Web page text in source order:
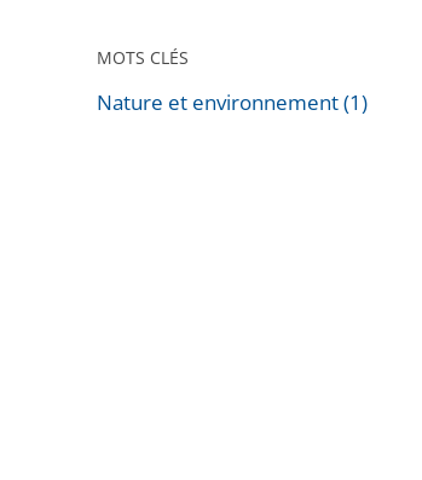
MOTS CLÉS
Nature et environnement (1)